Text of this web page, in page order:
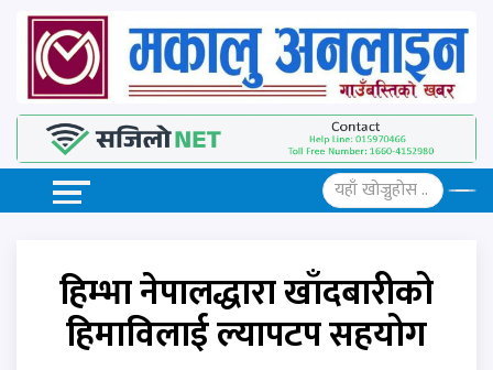
हिम्भा नेपालद्धारा खाँदबारीको
हिमाविलाई ल्यापटप सहयोग